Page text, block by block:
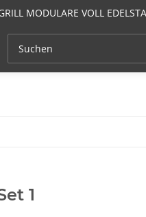
MODULARE VOLL
ANGEBOTE
1